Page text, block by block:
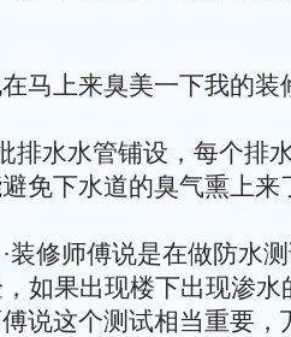
上来臭美一下我的装
水水管铺设，每个排
免下水道的臭气熏上来
修师傅说是在做防水
如果出现楼下出现渗水
说这个测试相当重要，